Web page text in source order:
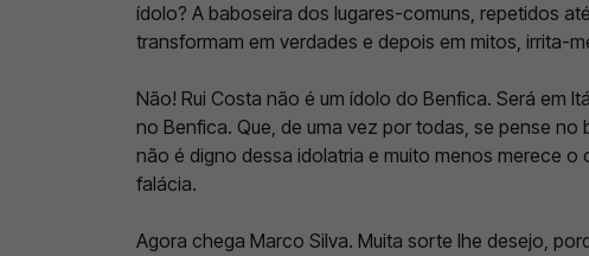
ídolo? A baboseira dos lugares-comuns, repetidos
transformam em verdades e depois em mitos, irrita-
Não! Rui Costa não é um ídolo do Benfica. Será em
no Benfica. Que, de uma vez por todas, se pense
não é digno dessa idolatria e muito menos merece
falácia.
Agora chega Marco Silva. Muita sorte lhe desejo,